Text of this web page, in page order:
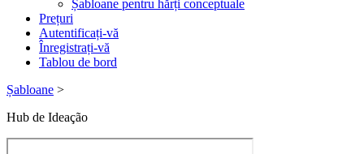
Șabloane pentru hărți conceptuale
Prețuri
Autentificați-vă
Înregistrați-vă
Tablou de bord
Șabloane >
Hub de Ideação